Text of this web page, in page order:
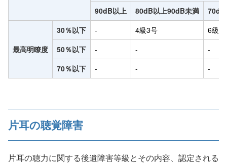
90dB以上 80dB以上90dB未満 70dB
最高明瞭度
30％以下 - 4級3号
6級3
50％以下
- -
-
70％以下
- - -
片耳の聴覚障害
片耳の聴力に関する後遺障害等級とその内容、認定される